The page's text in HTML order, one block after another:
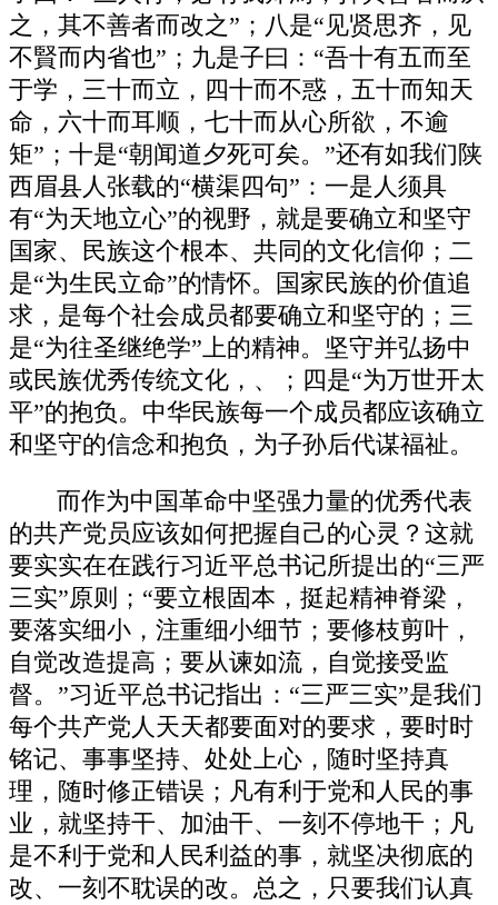
之，其不善者而改之”；八是“见贤思齐，见
不賢而内省也”；九是子曰：“吾十有五而至
于学，三十而立，四十而不惑，五十而知天
命，六十而耳顺，七十而从心所欲，不逾
矩”；十是“朝闻道夕死可矣。”还有如我们陕
西眉县人张载的“横渠四句”：一是人须具
有“为天地立心”的视野，就是要确立和坚守
国家、民族这个根本、共同的文化信仰；二
是“为生民立命”的情怀。国家民族的价值追
求，是每个社会成员都要确立和坚守的；三
是“为往圣继绝学”上的精神。坚守并弘扬中
或民族优秀传统文化，、；四是“为万世开太
平”的抱负。中华民族每一个成员都应该确立
和坚守的信念和抱负，为子孙后代谋福祉。
而作为中国革命中坚强力量的优秀代表
的共产党员应该如何把握自己的心灵？这就
要实实在在践行习近平总书记所提出的“三严
三实”原则；“要立根固本，挺起精神脊梁，
要落实细小，注重细小细节；要修枝剪叶，
自觉改造提高；要从谏如流，自觉接受监
督。”习近平总书记指出：“三严三实”是我们
每个共产党人天天都要面对的要求，要时时
铭记、事事坚持、处处上心，随时坚持真
理，随时修正错误；凡有利于党和人民的事
业，就坚持干、加油干、一刻不停地干；凡
是不利于党和人民利益的事，就坚决彻底的
改、一刻不耽误的改。总之，只要我们认真